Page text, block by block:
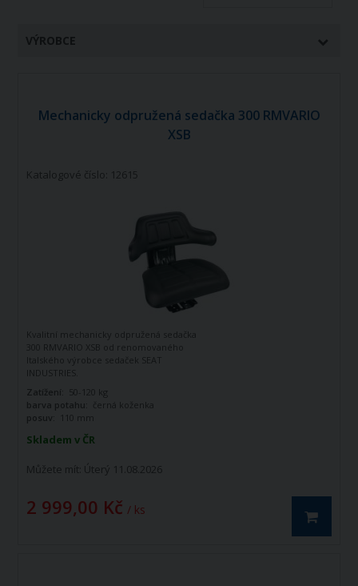
VÝROBCE
Mechanicky odpružená sedačka 300 RMVARIO
XSB
Katalogové číslo: 12615
Skladem v ČR
Můžete mít: Úterý 11.08.2026
2 999,00 Kč / ks
Kvalitní mechanicky odpružená sedačka
300 RMVARIO XSB od renomovaného
Italského výrobce sedaček SEAT
INDUSTRIES.
zemědělské, stavební u zahradní stroje.
Technické vlastnosti:
regulace hnotnosti obsluhy 50 - 120 kg
pružení: 120 mm (pružiny + tlumič)
úhlů nastavení - 12°,15°, 25°, 27°, 30°
kulaté opěradlo s integrovanou opěrkou
lokte
Zatížení:
50-120 kg
barva potahu:
černá koženka
posuv:
110 mm